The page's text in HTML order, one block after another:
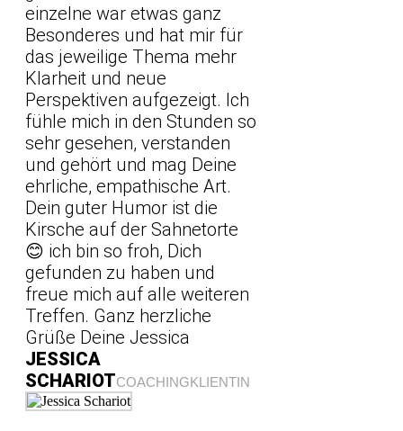
einzelne war etwas ganz
Besonderes und hat mir für
das jeweilige Thema mehr
Klarheit und neue
Perspektiven aufgezeigt. Ich
fühle mich in den Stunden so
sehr gesehen, verstanden
und gehört und mag Deine
ehrliche, empathische Art.
Dein guter Humor ist die
Kirsche auf der Sahnetorte
😊 ich bin so froh, Dich
gefunden zu haben und
freue mich auf alle weiteren
Treffen. Ganz herzliche
Grüße Deine Jessica
JESSICA
SCHARIOTCOACHINGKLIENTIN